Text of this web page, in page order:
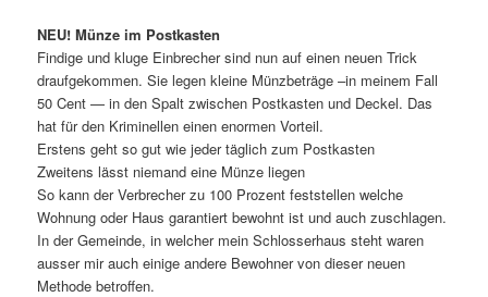
NEU! Münze im Postkasten
Findige und kluge Einbrecher sind nun auf einen neuen Trick
draufgekommen. Sie legen kleine Münzbeträge –in meinem Fall
50 Cent — in den Spalt zwischen Postkasten und Deckel. Das
hat für den Kriminellen einen enormen Vorteil.
Erstens geht so gut wie jeder täglich zum Postkasten
Zweitens lässt niemand eine Münze liegen
So kann der Verbrecher zu 100 Prozent feststellen welche
Wohnung oder Haus garantiert bewohnt ist und auch zuschlagen.
In der Gemeinde, in welcher mein Schlosserhaus steht waren
ausser mir auch einige andere Bewohner von dieser neuen
Methode betroffen.